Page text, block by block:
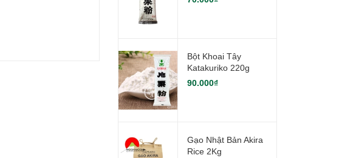
Bột Khoai Tây
Katakuriko 220g
90.000₫
Gạo Nhật Bản Akira
Rice 2Kg